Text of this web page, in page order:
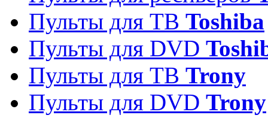
Пульты для ТВ Toshiba
Пульты для DVD
Пульты для ТВ Trony
Пульты для DVD Trony